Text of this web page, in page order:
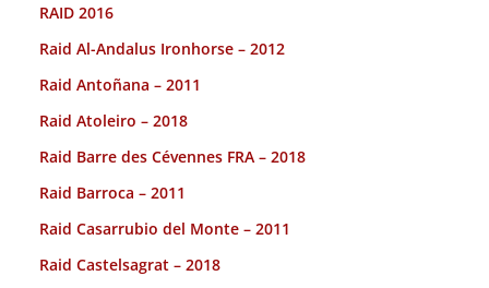
RAID 2016
Raid Al-Andalus Ironhorse – 2012
Raid Antoñana – 2011
Raid Atoleiro – 2018
Raid Barre des Cévennes FRA – 2018
Raid Barroca – 2011
Raid Casarrubio del Monte – 2011
Raid Castelsagrat – 2018